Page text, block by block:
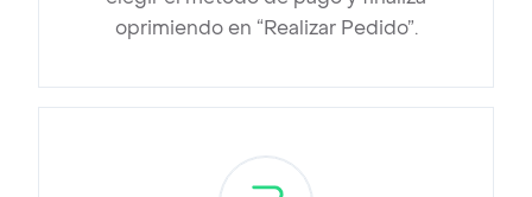
oprimiendo en “Realizar Pedido”.